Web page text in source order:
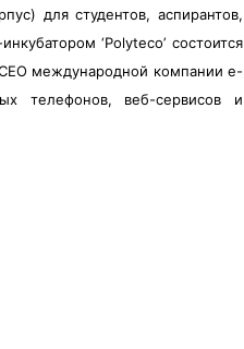
для студентов, аспирантов,
‘Polyteco’ состоится
международной компании e-
телефонов, веб-сервисов и